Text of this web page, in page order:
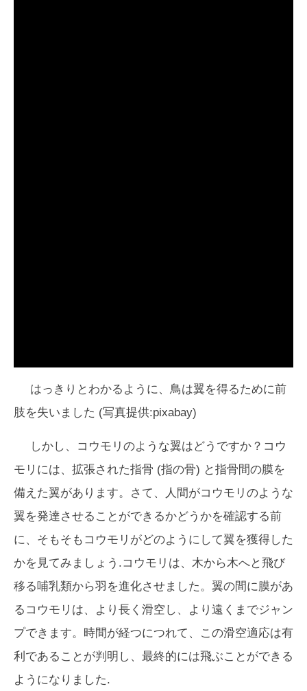
はっきりとわかるように、鳥は翼を得るために前
肢を失いました (写真提供:pixabay)
しかし、コウモリのような翼はどうですか？コウ
モリには、拡張された指骨 (指の骨) と指骨間の膜を
備えた翼があります。さて、人間がコウモリのような
翼を発達させることができるかどうかを確認する前
に、そもそもコウモリがどのようにして翼を獲得した
かを見てみましょう.コウモリは、木から木へと飛び
移る哺乳類から羽を進化させました。翼の間に膜があ
るコウモリは、より長く滑空し、より遠くまでジャン
プできます。時間が経つにつれて、この滑空適応は有
利であることが判明し、最終的には飛ぶことができる
ようになりました.